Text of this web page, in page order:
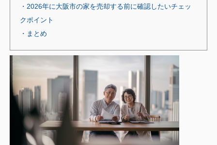
・2026年に大阪市の家を売却する前に確認したいチェッ
クポイント
・まとめ